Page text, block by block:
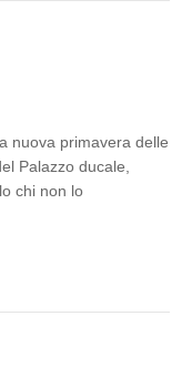
nuova primavera delle
Palazzo ducale,
chi non lo